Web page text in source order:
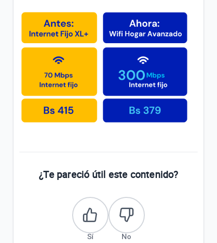
Disfruta de todos los beneficios de tu plan “Internet
Básico B”
Disfruta de todos los beneficios de tu plan “Internet
Disfruta de todos los beneficios de tu plan “Internet
Inicial C”
VER MÁS
¿Te pareció útil este contenido?
Sí No